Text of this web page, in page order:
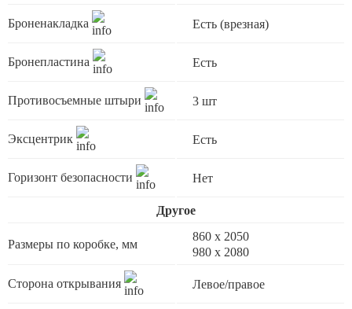
Броненакладка Есть (врезная)
Бронепластина Есть
Противосъемные штыри 3 шт
Эксцентрик Есть
Горизонт безопасности Нет
Другое
Размеры по коробке, мм
860 х 2050
980 x 2080
Сторона открывания Левое/правое